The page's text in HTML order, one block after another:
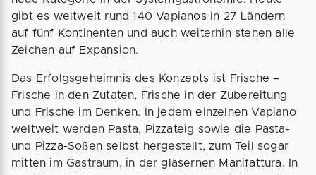
gibt es weltweit rund 140 Vapianos in 27 Ländern
auf fünf Kontinenten und auch weiterhin stehen alle
Zeichen auf Expansion.
Das Erfolgsgeheimnis des Konzepts ist Frische –
Frische in den Zutaten, Frische in der Zubereitung
und Frische im Denken. In jedem einzelnen Vapiano
weltweit werden Pasta, Pizzateig sowie die Pasta-
und Pizza-Soßen selbst hergestellt, zum Teil sogar
mitten im Gastraum, in der gläsernen Manifattura. In